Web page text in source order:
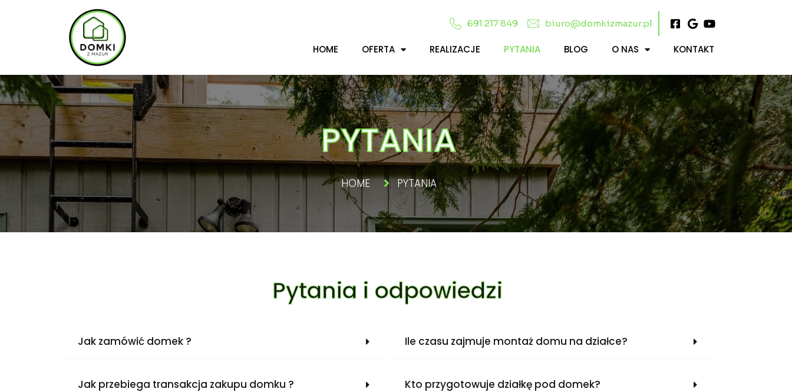
691 217 849 biuro@domkizmazur.pl
HOME OFERTA REALIZACJE PYTANIA BLOG O NAS KONTAKT
PYTANIA
HOME PYTANIA
Pytania i odpowiedzi
Jak zamówić domek ?
Jak przebiega transakcja zakupu domku ?
Ile czasu zajmuje montaż domu na działce?
Kto przygotowuje działkę pod domek?